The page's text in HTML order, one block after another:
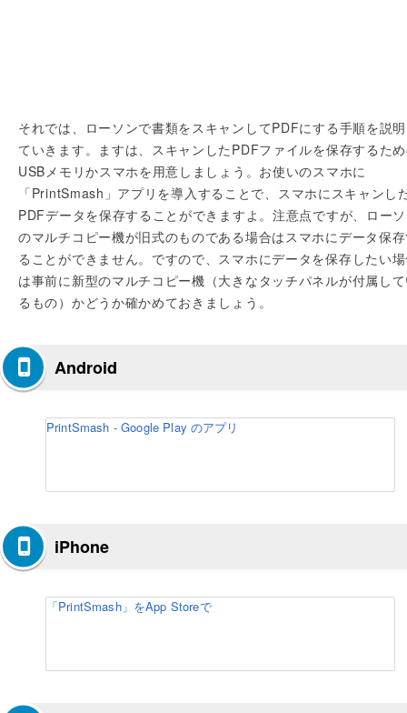
それでは、ローソンで書類をスキャンしてPDFにする手順を説
ていきます。ますは、スキャンしたPDFファイルを保存するた
USBメモリかスマホを用意しましょう。お使いのスマホに
「PrintSmash」アプリを導入することで、スマホにスキャンし
PDFデータを保存することができますよ。注意点ですが、ロー
のマルチコピー機が旧式のものである場合はスマホにデータ保
ることができません。ですので、スマホにデータを保存したい
は事前に新型のマルチコピー機（大きなタッチパネルが付属し
るもの）かどうか確かめておきましょう。
Android
PrintSmash - Google Play のアプリ
iPhone
「PrintSmash」をApp Storeで